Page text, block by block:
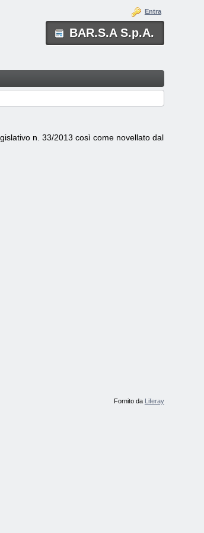
BAR.S.A S.p.A.
Entra
n. 33/2013 così come novellato dal
Fornito da Liferay